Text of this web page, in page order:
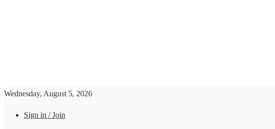
Wednesday, August 5, 2026
Sign in / Join